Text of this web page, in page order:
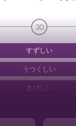
30
すずしい
うつくしい
きびしい